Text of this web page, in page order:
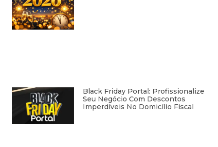
Black Friday Portal: Profissionalize
Seu Negócio Com Descontos
Imperdíveis No Domicílio Fiscal